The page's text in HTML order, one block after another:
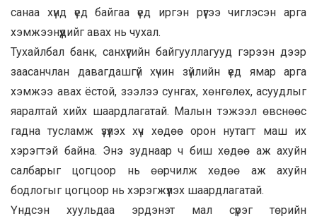
санаа хүнд үед байгаа үед иргэн рүүгээ чиглэсэн арга
хэмжээнүүдийг авах нь чухал.
Тухайлбал банк, санхүүгийн байгууллагууд гэрээн дээр
заасанчлан давагдашгүй хүчин зүйлийн үед ямар арга
хэмжээ авах ёстой, зээлээ сунгах, хөнгөлөх, асуудлыг
яаралтай хийх шаардлагатай. Малын тэжээл өвснөөс
гадна тусламж үзүүлэх хүч хөдөө орон нутагт маш их
хэрэгтэй байна. Энэ зуднаар ч биш хөдөө аж ахуйн
салбарыг цогцоор нь өөрчилж хөдөө аж ахуйн
бодлогыг цогцоор нь хэрэгжүүлэх шаардлагатай.
Үндсэн хуульдаа эрдэнэт мал сүрэг төрийн